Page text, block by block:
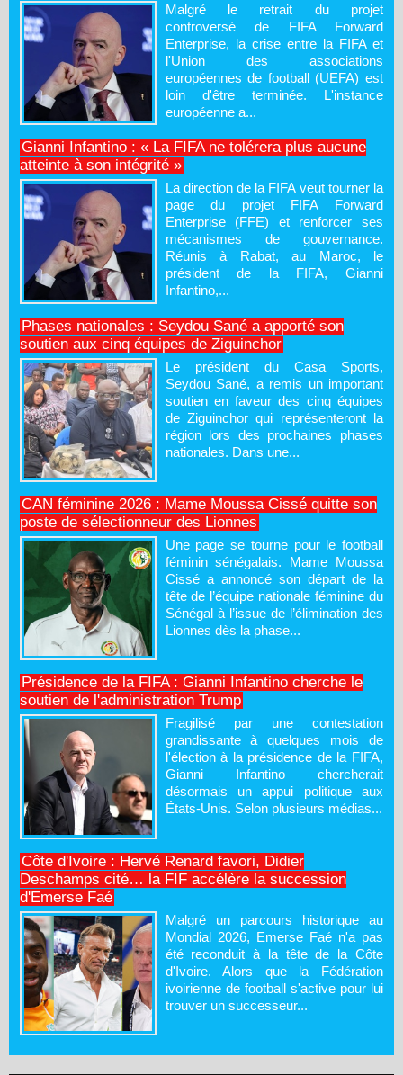
Malgré le retrait du projet
controversé de FIFA Forward
Enterprise, la crise entre la FIFA et
l'Union des associations
européennes de football (UEFA) est
loin d'être terminée. L'instance
européenne a...
Gianni Infantino : « La FIFA ne tolérera plus aucune
atteinte à son intégrité »
La direction de la FIFA veut tourner la
page du projet FIFA Forward
Enterprise (FFE) et renforcer ses
mécanismes de gouvernance.
Réunis à Rabat, au Maroc, le
président de la FIFA, Gianni
Infantino,...
Phases nationales : Seydou Sané a apporté son
soutien aux cinq équipes de Ziguinchor
Le président du Casa Sports,
Seydou Sané, a remis un important
soutien en faveur des cinq équipes
de Ziguinchor qui représenteront la
région lors des prochaines phases
nationales. Dans une...
CAN féminine 2026 : Mame Moussa Cissé quitte son
poste de sélectionneur des Lionnes
Une page se tourne pour le football
féminin sénégalais. Mame Moussa
Cissé a annoncé son départ de la
tête de l’équipe nationale féminine du
Sénégal à l’issue de l’élimination des
Lionnes dès la phase...
Présidence de la FIFA : Gianni Infantino cherche le
soutien de l'administration Trump
Fragilisé par une contestation
grandissante à quelques mois de
l'élection à la présidence de la FIFA,
Gianni Infantino chercherait
désormais un appui politique aux
États-Unis. Selon plusieurs médias...
Côte d'Ivoire : Hervé Renard favori, Didier
Deschamps cité… la FIF accélère la succession
d'Emerse Faé
Malgré un parcours historique au
Mondial 2026, Emerse Faé n'a pas
été reconduit à la tête de la Côte
d'Ivoire. Alors que la Fédération
ivoirienne de football s'active pour lui
trouver un successeur...